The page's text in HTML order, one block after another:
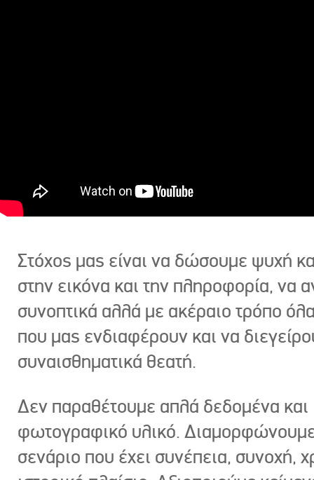
Στόχος μας είναι να δώσουμε ψυχή
στην εικόνα και την πληροφορία, να
συνοπτικά αλλά με ακέραιο τρόπο
που μας ενδιαφέρουν και να
συναισθηματικά θεατή.
Δεν παραθέτουμε απλά δεδομένα και
φωτογραφικό υλικό.
σενάριο που έχει συνέπεια, συνοχή,